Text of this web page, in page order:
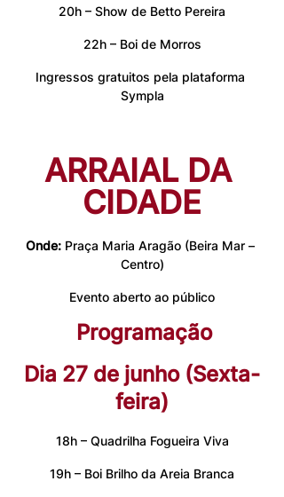
20h – Show de Betto Pereira
22h – Boi de Morros
Ingressos gratuitos pela plataforma
Sympla
ARRAIAL DA
CIDADE
Onde: Praça Maria Aragão (Beira Mar –
Centro)
Evento aberto ao público
Programação
Dia 27 de junho (Sexta-
feira)
18h – Quadrilha Fogueira Viva
19h – Boi Brilho da Areia Branca